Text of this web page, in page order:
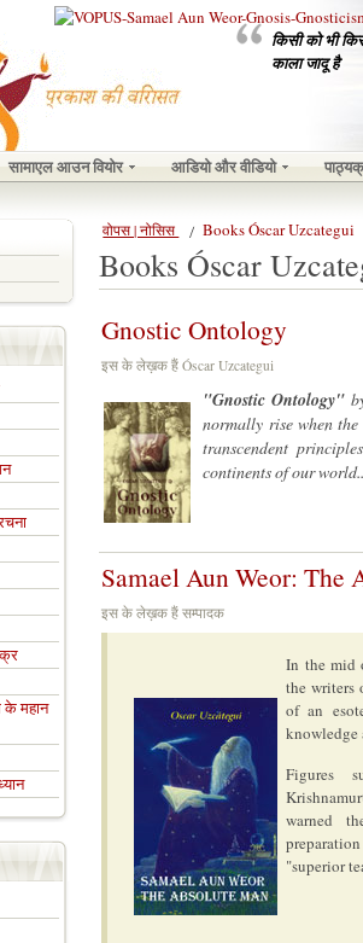
किसी को भी
काला जादू है
सामाएल आउन वियोर आडियो और वीडियो
वोपस | नोसिस Books Óscar Uzcategui
Books Óscar
Gnostic Ontology
इस के लेख़क हैं Óscar Uzcategui
"Gnostic Ontology"
normally rise when
transcendent
continents of our
Samael Aun Weor: The
इस के लेख़क हैं सम्पादक
In the mid
the writers
of an
knowledge
Figures
warned
"superior
के महान